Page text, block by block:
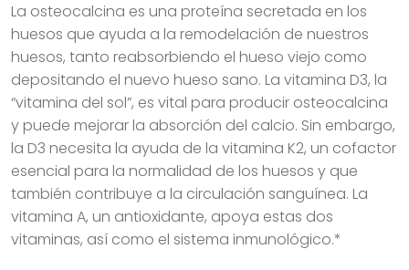
La osteocalcina es una proteína secretada en los
huesos que ayuda a la remodelación de nuestros
huesos, tanto reabsorbiendo el hueso viejo como
depositando el nuevo hueso sano. La vitamina D3, la
“vitamina del sol”, es vital para producir osteocalcina
y puede mejorar la absorción del calcio. Sin embargo,
la D3 necesita la ayuda de la vitamina K2, un cofactor
esencial para la normalidad de los huesos y que
también contribuye a la circulación sanguínea. La
vitamina A, un antioxidante, apoya estas dos
vitaminas, así como el sistema inmunológico.*